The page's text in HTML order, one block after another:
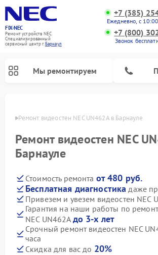
FIX-NEC
Ремонт устройств NEC
Специализированный
cервисный центр г.Барнаул
+7 (385)
Ежедневно, с
+7 (800)
Звонок
Мы ремонтируем
Ремонт видеостен NEC UN462A в Барнауле
Ремонт видеостен NEC
Барнауле
Стоимость ремонта от 480 руб.
Бесплатная диагностика даже
Привезем и увезем видеостен NEC
Гарантия на наши работы по
NEC UN462A до 3-х лет
Срочный ремонт видеостен NEC
часа
Скидка для вас до 20%